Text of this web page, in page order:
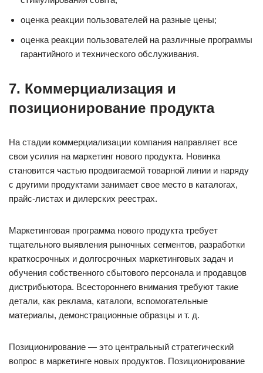
оценка реакции пользователей на разные цены;
оценка реакции пользователей на различные программы
гарантийного и технического обслуживания.
7. Коммерциализация и
позиционирование продукта
На стадии коммерциализации компания направляет все
свои усилия на маркетинг нового продукта. Новинка
становится частью продвигаемой товарной линии и наряду
с другими продуктами занимает свое место в каталогах,
прайс-листах и дилерских реестрах.
Маркетинговая программа нового продукта требует
тщательного выявления рыночных сегментов, разработки
краткосрочных и долгосрочных маркетинговых задач и
обучения собственного сбытового персонала и продавцов
дистрибьютора. Всестороннего внимания требуют такие
детали, как реклама, каталоги, вспомогательные
материалы, демонстрационные образцы и т. д.
Позиционирование — это центральный стратегический
вопрос в маркетинге новых продуктов. Позиционирование